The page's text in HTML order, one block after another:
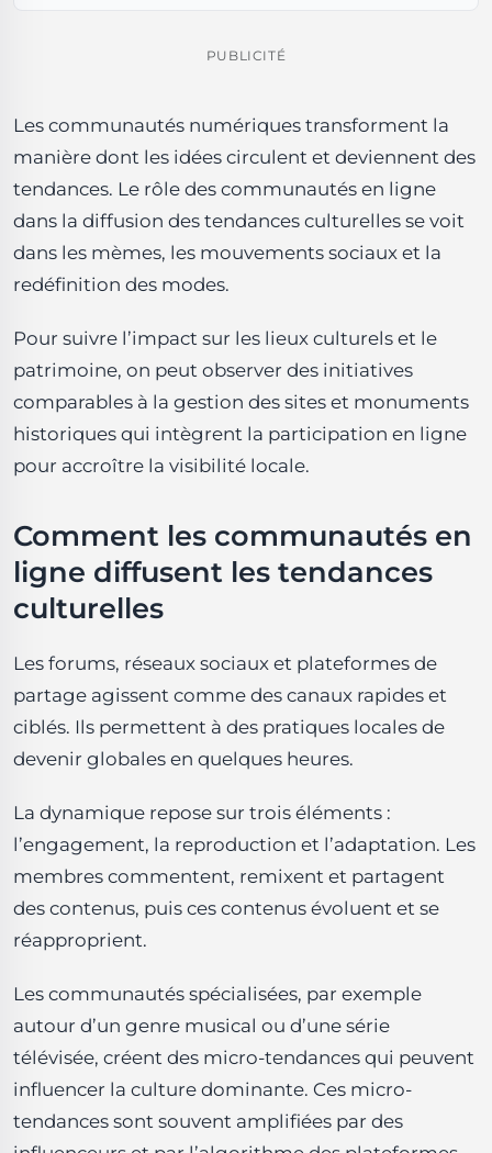
Mécanismes de viralité
Exemples concrets de diffusion culturelle en ligne
Impact sur les institutions culturelles
Stratégies pratiques pour tirer parti des communautés
Plan d'action en 5 étapes
Enjeux éthiques et limites
Exemples d'actions responsables
Outils recommandés
FAQ
une tendance?
Les tendances en ligne remplacent-elles la culture
Conclusion
PUBLICITÉ
Les communautés numériques transforment la
manière dont les idées circulent et deviennent des
tendances. Le rôle des communautés en ligne
dans la diffusion des tendances culturelles se voit
dans les mèmes, les mouvements sociaux et la
redéfinition des modes.
Pour suivre l’impact sur les lieux culturels et le
patrimoine, on peut observer des initiatives
comparables à la gestion des sites et monuments
historiques qui intègrent la participation en ligne
pour accroître la visibilité locale.
Comment les communautés en
ligne diffusent les tendances
culturelles
Les forums, réseaux sociaux et plateformes de
partage agissent comme des canaux rapides et
ciblés. Ils permettent à des pratiques locales de
devenir globales en quelques heures.
La dynamique repose sur trois éléments :
l’engagement, la reproduction et l’adaptation. Les
membres commentent, remixent et partagent
des contenus, puis ces contenus évoluent et se
réapproprient.
Les communautés spécialisées, par exemple
autour d’un genre musical ou d’une série
télévisée, créent des micro-tendances qui peuvent
influencer la culture dominante. Ces micro-
tendances sont souvent amplifiées par des